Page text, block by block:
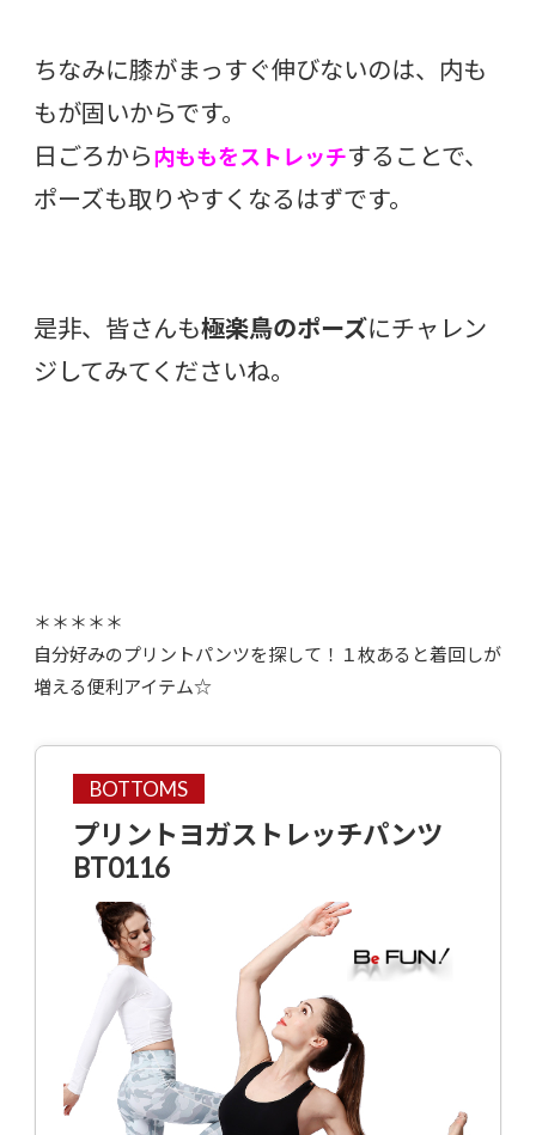
ちなみに膝がまっすぐ伸びないのは、内も
もが固いからです。
日ごろから内ももをストレッチすることで、
ポーズも取りやすくなるはずです。
是非、皆さんも極楽鳥のポーズにチャレン
ジしてみてくださいね。
＊＊＊＊＊
自分好みのプリントパンツを探して！１枚あると着回しが
増える便利アイテム☆
BOTTOMS
プリントヨガストレッチパンツ
BT0116